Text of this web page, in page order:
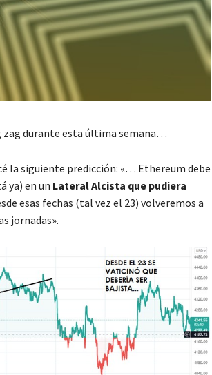
zag durante esta última semana…
la siguiente predicción: «… Ethereum debe
ya) en un Lateral Alcista que pudiera
esas fechas (tal vez el 23) volveremos a
jornadas».